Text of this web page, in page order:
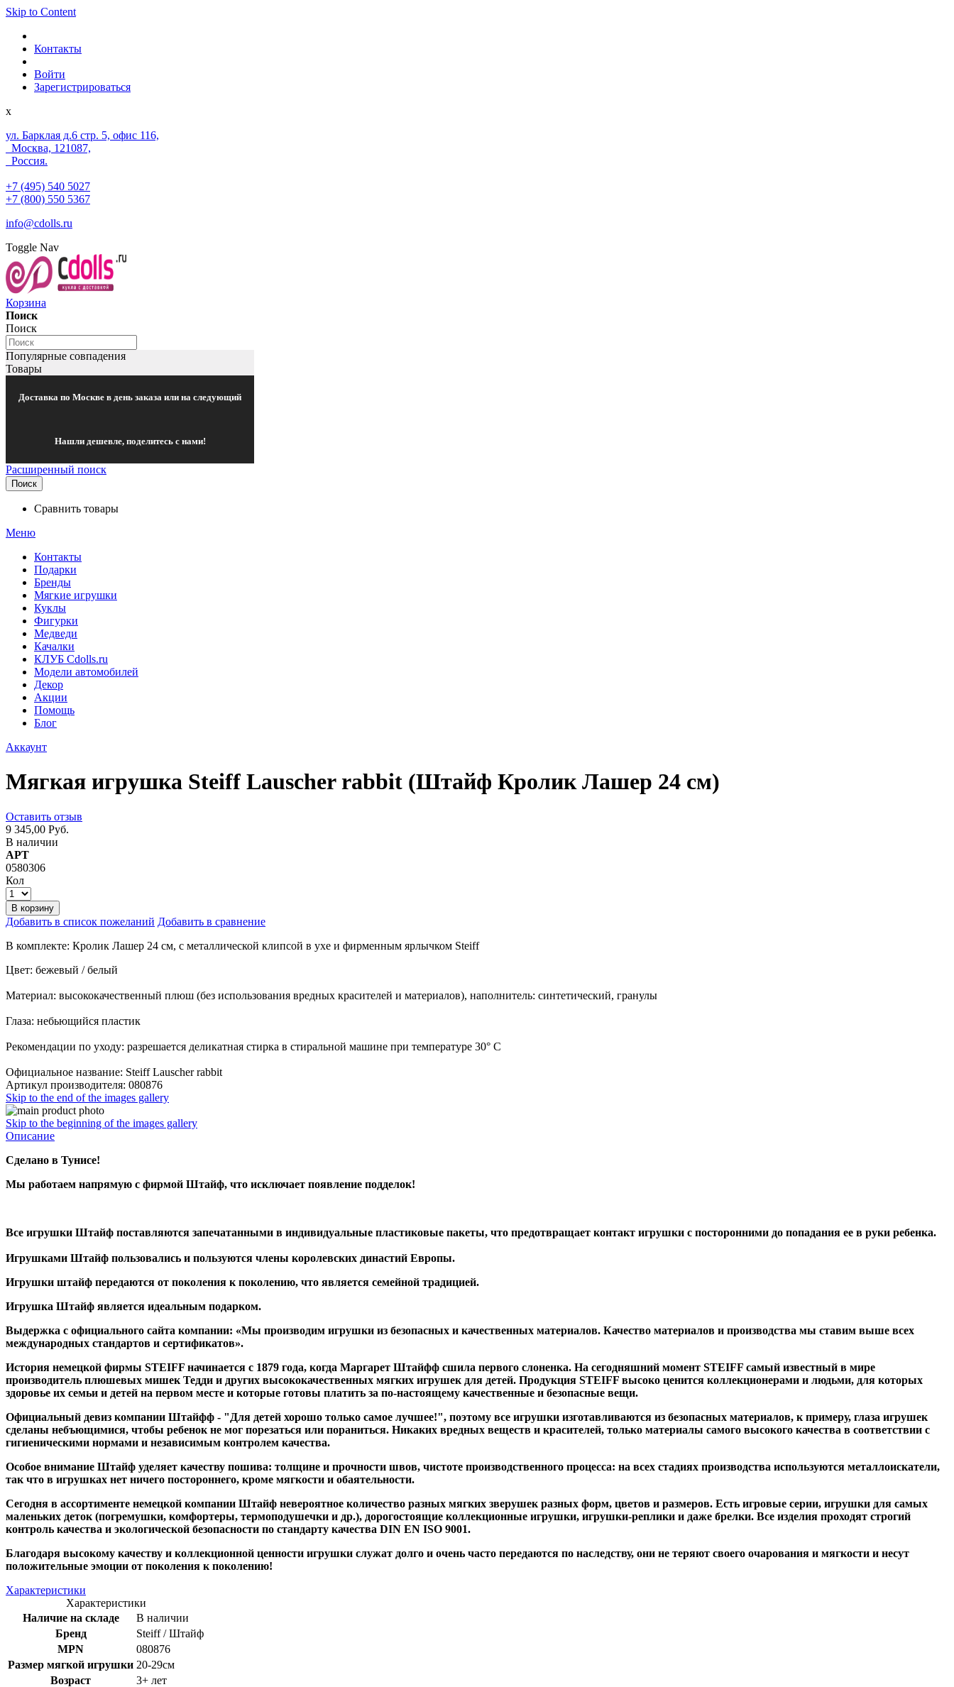
Skip to Content
Контакты
Войти
Зарегистрироваться
x
ул. Барклая д.6 стр. 5, офис 116,
Москва, 121087,
Россия.
+7 (495) 540 5027
+7 (800) 550 5367
info@cdolls.ru
Toggle Nav
Корзина
Поиск
Поиск
Популярные совпадения
Товары
Доставка по Москве в день заказа или на следующий
Нашли дешевле, поделитесь с нами!
Расширенный поиск
Поиск
Сравнить товары
Меню
Контакты
Подарки
Бренды
Мягкие игрушки
Куклы
Фигурки
Медведи
Качалки
КЛУБ Cdolls.ru
Модели автомобилей
Декор
Акции
Помощь
Блог
Аккаунт
Мягкая игрушка Steiff Lauscher rabbit (Штайф Кролик Лашер 24 см)
Оставить отзыв
9 345,00 Руб.
В наличии
АРТ
0580306
Кол
В корзину
Добавить в список пожеланий Добавить в сравнение
В комплекте: Кролик Лашер 24 см, с металлической клипсой в ухе и фирменным ярлычком Steiff
Цвет: бежевый / белый
Материал: высококачественный плюш (без использования вредных красителей и материалов), наполнитель: синтетический, гранулы
Глаза: небьющийся пластик
Рекомендации по уходу: разрешается деликатная стирка в стиральной машине при температуре 30° C
Официальное название: Steiff Lauscher rabbit
Артикул производителя: 080876
Skip to the end of the images gallery
Skip to the beginning of the images gallery
Описание
Сделано в Тунисе!
Мы работаем напрямую с фирмой Штайф, что исключает появление подделок!
Все игрушки Штайф поставляются запечатанными в индивидуальные пластиковые пакеты, что предотвращает контакт игрушки с посторонними до попадания ее в руки ребенка.
Игрушками Штайф пользовались и пользуются члены королевских династий Европы.
Игрушки штайф передаются от поколения к поколению, что является семейной традицией.
Игрушка Штайф является идеальным подарком.
Выдержка с официального сайта компании: «Мы производим игрушки из безопасных и качественных материалов. Качество материалов и производства мы ставим выше всех
международных стандартов и сертификатов».
История немецкой фирмы STEIFF начинается с 1879 года, когда Маргарет Штайфф сшила первого слоненка. На сегодняшний момент STEIFF самый известный в мире
производитель плюшевых мишек Тедди и других высококачественных мягких игрушек для детей. Продукция STEIFF высоко ценится коллекционерами и людьми, для которых
здоровье их семьи и детей на первом месте и которые готовы платить за по-настоящему качественные и безопасные вещи.
Официальный девиз компании Штайфф - "Для детей хорошо только самое лучшее!", поэтому все игрушки изготавливаются из безопасных материалов, к примеру, глаза игрушек
сделаны небъющимися, чтобы ребенок не мог порезаться или пораниться. Никаких вредных веществ и красителей, только материалы самого высокого качества в соответствии с
гигиеническими нормами и независимым контролем качества.
Особое внимание Штайф уделяет качеству пошива: толщине и прочности швов, чистоте производственного процесса: на всех стадиях производства используются металлоискатели,
так что в игрушках нет ничего постороннего, кроме мягкости и обаятельности.
Сегодня в ассортименте немецкой компании Штайф невероятное количество разных мягких зверушек разных форм, цветов и размеров. Есть игровые серии, игрушки для самых
маленьких деток (погремушки, комфортеры, термоподушечки и др.), дорогостоящие коллекционные игрушки, игрушки-реплики и даже брелки. Все изделия проходят строгий
контроль качества и экологической безопасности по стандарту качества DIN EN ISO 9001.
Благодаря высокому качеству и коллекционной ценности игрушки служат долго и очень часто передаются по наследству, они не теряют своего очарования и мягкости и несут
положительные эмоции от поколения к поколению!
Характеристики
Характеристики
Наличие на складе
В наличии
Бренд
Steiff / Штайф
MPN
080876
Размер мягкой игрушки 20-29см
Возраст
3+ лет